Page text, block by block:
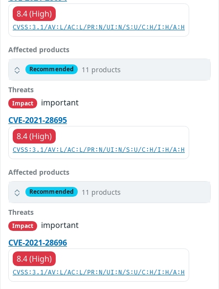
8.4 (High)
CVSS:3.1/AV:L/AC:L/PR:N/UI:N/S:U/C:H/I:H/A:H
Affected products
Recommended 11 products
Threats
Impact
important
CVE-2021-28695
8.4 (High)
CVSS:3.1/AV:L/AC:L/PR:N/UI:N/S:U/C:H/I:H/A:H
Affected products
Recommended 11 products
Threats
Impact
important
CVE-2021-28696
8.4 (High)
CVSS:3.1/AV:L/AC:L/PR:N/UI:N/S:U/C:H/I:H/A:H